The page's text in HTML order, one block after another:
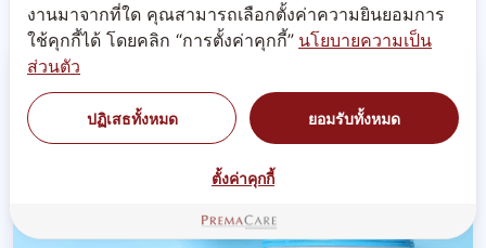
งานมาจากที่ใด คุณสามารถเลือกตั้งค่าความยินยอมการ
ใช้คุกกี้ได้ โดยคลิก “การตั้งค่าคุกกี้” นโยบายความเป็น
ส่วนตัว
ปฏิเสธทั้งหมด ยอมรับทั้งหมด
ตั้งค่าคุกกี้